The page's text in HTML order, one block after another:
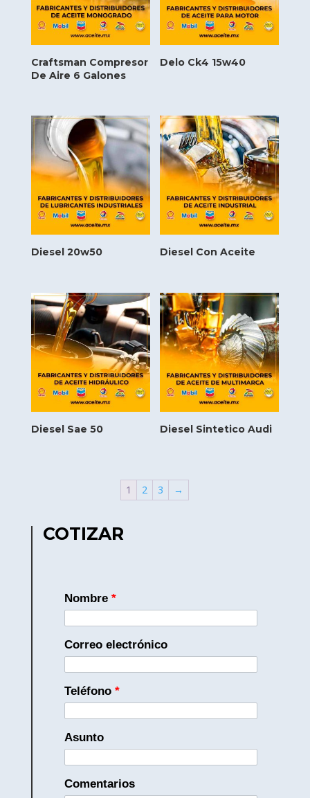
Craftsman Compresor
De Aire 6 Galones
Delo Ck4 15w40
Diesel 20w50 Diesel Con Aceite
Diesel Sae 50 Diesel Sintetico Audi
1 2 3 →
COTIZAR
Nombre *
Correo electrónico
Teléfono *
Asunto
Comentarios